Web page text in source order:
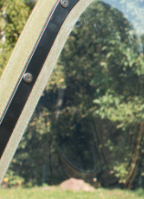
habillage